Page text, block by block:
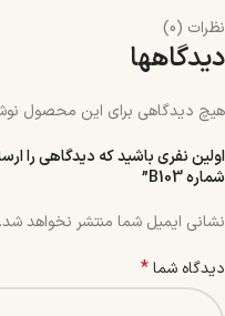
نظرات (0)
دیدگاهها
هیچ دیدگاهی برای این محصول
اولین نفری باشید که دیدگاهی را
شماره B103”
نشانی ایمیل شما منتشر نخواهد شد.
دیدگاه شما*